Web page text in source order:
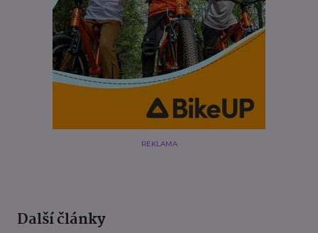
REKLAMA
Další články